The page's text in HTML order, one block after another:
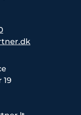
19